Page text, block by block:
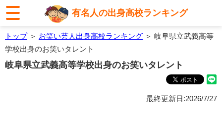
有名人の出身高校ランキング
トップ＞ お笑い芸人出身高校ランキング ＞ 岐阜県立武義高等
学校出身のお笑いタレント
岐阜県立武義高等学校出身のお笑いタレント
最終更新日:2026/7/27